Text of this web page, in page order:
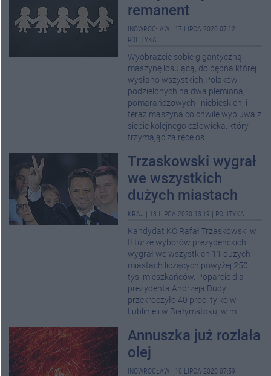
remanent
INOWROCŁAW 17 LIPCA 2020 07:12
POLITYKA
Wyobraźcie sobie gigantyczną
maszynę losującą, do bębna której
wysłano wszystkich Polaków
podzielonych na dwa plemiona,
pomarańczowych i niebieskich, i
teraz maszyna co chwilę wypluwa z
siebie kolejnego człowieka, który
trzymając za ręce os...
Trzaskowski wygrał
we wszystkich
dużych miastach
KRAJ 13 LIPCA 2020 13:19 POLITYKA
Kandydat KO Rafał Trzaskowski w
II turze wyborów prezydenckich
wygrał we wszystkich 11 dużych
miastach liczących powyżej 250
tys. mieszkańców. Poparcie dla
prezydenta Andrzeja Dudy
przekroczyło 40 proc. tylko w
Lublinie i w Białymstoku, w m...
Annuszka już rozlała
olej
INOWROCŁAW 10 LIPCA 2020 07:59